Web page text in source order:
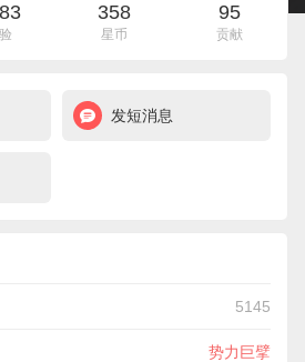
358
星币
95
贡献
发短消息
5145
势力巨擘